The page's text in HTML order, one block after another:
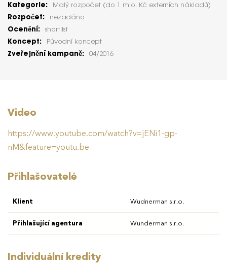
Kategorie: Malý rozpočet (do 1 mio. Kč externích nákladů)
Rozpočet: nezadáno
Ocenění: shortlist
Koncept: Původní koncept
Zveřejnění kampaně: 04/2016
Video
https://www.youtube.com/watch?v=jENi1-gp-
nM&feature=youtu.be
Přihlašovatelé
Klient Wudnerman s.r.o.
Přihlašující agentura Wunderman s.r.o.
Individuální kredity